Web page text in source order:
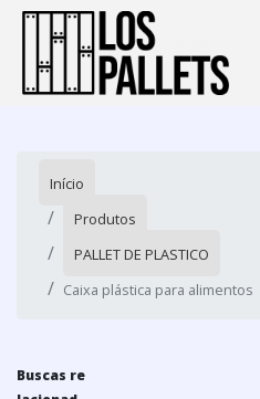
Início
Produtos
PALLET DE PLASTICO
Caixa plástica para alimentos
Buscas re